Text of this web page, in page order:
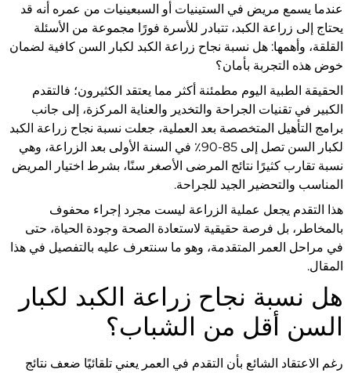
عندما يسمع مريض في الستينيات أو السبعينيات من عمره أنه قد
يحتاج إلى زراعة الكبد، تتبادر للأسرة فورًا مجموعة من الأسئلة
القلقة، وأهمها: هل نسبة نجاح زراعة الكبد لكبار السن كافية لضمان
خوض هذه التجربة بأمان؟
الحقيقة الطبية اليوم مطمئنة أكثر مما يعتقد الكثيرون؛ فالتقدم
الكبير في تقنيات الجراحة والتخدير والعناية المركزة، إلى جانب
برامج التأهيل المتخصصة بعد العملية، جعلت نسبة نجاح زراعة الكبد
لكبار السن تصل إلى 85-90٪ في السنة الأولى بعد الزراعة، وهي
نسبة تقارب كثيرًا نتائج المرضى الأصغر سنًا، بشرط اختيار المريض
المناسب والتحضير الجيد للجراحة.
هذا التقدم يجعل عملية الزراعة ليست مجرد إجراء محفوف
بالمخاطر، بل فرصة حقيقية لاستعادة الصحة وجودة الحياة، حتى
في مراحل العمر المتقدمة، وهو ما سنتعرف عليه بالتفصيل في هذا
المقال.
هل نسبة نجاح زراعة الكبد لكبار
السن أقل من الشباب؟
رغم الاعتقاد الشائع بأن التقدم في العمر يعني تلقائيًا ضعف نتائج